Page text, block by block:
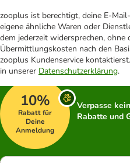
zooplus ist berechtigt, deine E-
eigene ähnliche Waren oder
dem jederzeit widersprechen, ohne
Übermittlungskosten nach den
zooplus Kundenservice
in unserer Datenschutzerklärung.
10%
Rabatt für
Deine
Anmeldung
Verpasse
Rabatte und